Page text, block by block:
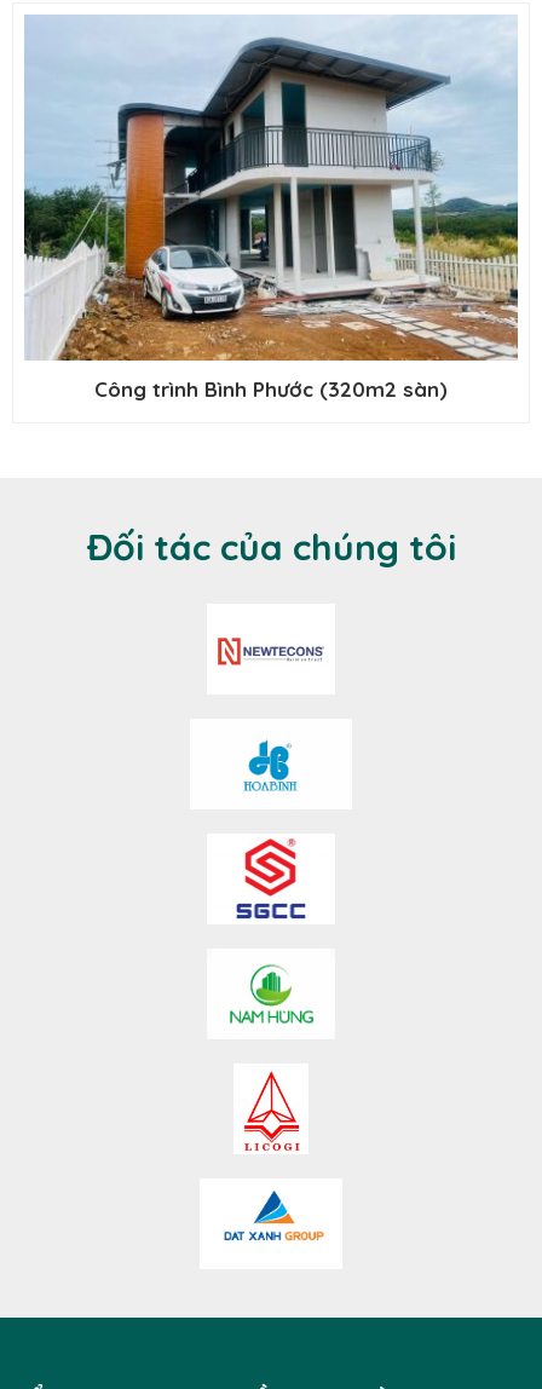
Công trình Bình Phước (320m2 sàn)
Đối tác của chúng tôi